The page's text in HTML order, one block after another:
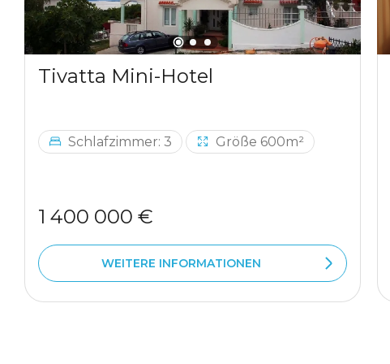
Tivatta Mini-Hotel
Schlafzimmer: 3 Größe 600m²
1 400 000 €
WEITERE INFORMATIONEN